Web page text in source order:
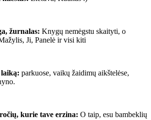
žurnalas: Knygų nemėgstu skaityti, o
Ji, Panelė ir visi kiti
parkuose, vaikų žaidimų aikštelėse,
kurie tave erzina: O taip, esu bambeklių